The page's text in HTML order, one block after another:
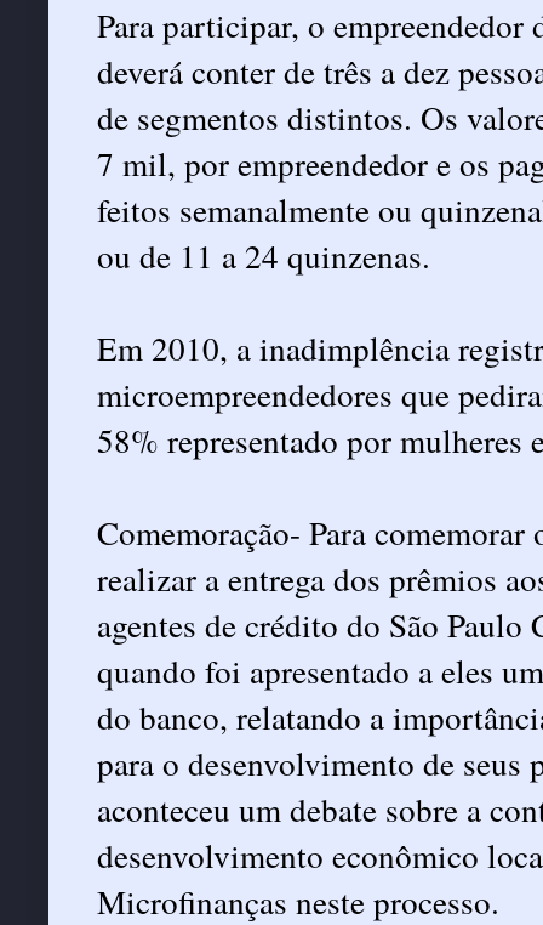
Para participar, o
deverá conter de três a dez
de segmentos distintos. Os
7 mil, por empreendedor e os
feitos semanalmente ou
ou de 11 a 24 quinzenas.
Em 2010, a inadimplência
microempreendedores que
58% representado por mulheres
Comemoração- Para
realizar a entrega dos prêmios
agentes de crédito do São
quando foi apresentado a eles
do banco, relatando a
para o desenvolvimento de
aconteceu um debate sobre a
desenvolvimento econômico
Microfinanças neste processo.